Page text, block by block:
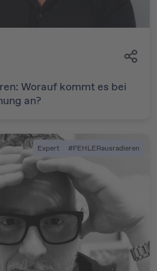
Worauf kommt es bei
an?
Expert #FEHLERausradieren